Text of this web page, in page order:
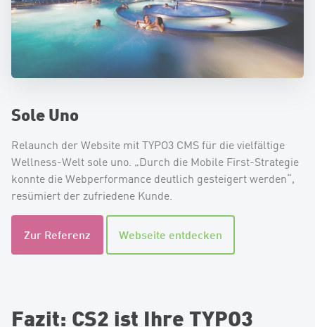
Sole Uno
Relaunch der Website mit TYPO3 CMS für die vielfältige
Wellness-Welt sole uno. „Durch die Mobile First-Strategie
konnte die Webperformance deutlich gesteigert werden“,
resümiert der zufriedene Kunde.
Zur Referenz Webseite entdecken
Fazit: CS2 ist Ihre TYPO3